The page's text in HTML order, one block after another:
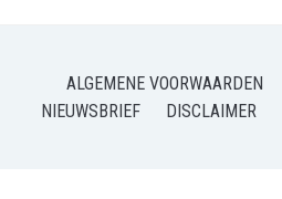
ALGEMENE VOORWAARDEN
NIEUWSBRIEF
DISCLAIMER